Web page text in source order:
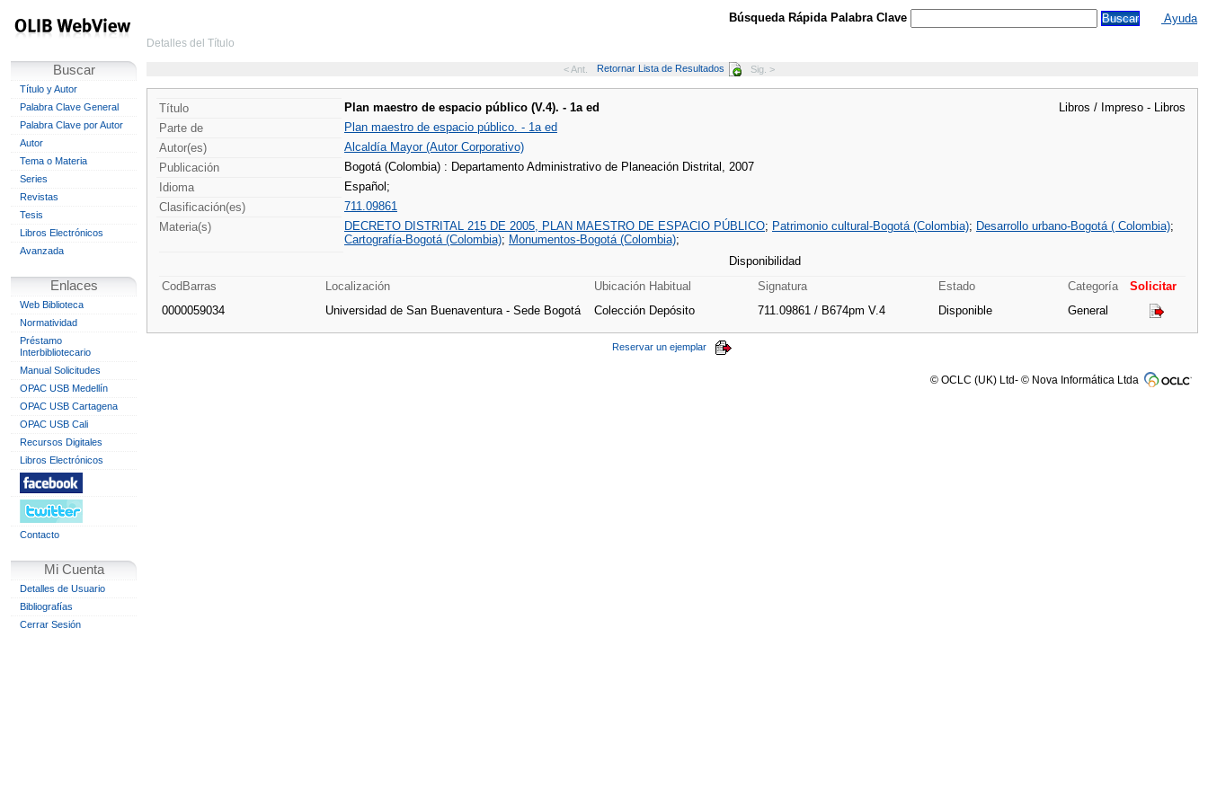
Buscar
Título y Autor
Palabra Clave General
Palabra Clave por Autor
Autor
Tema o Materia
Series
Revistas
Tesis
Libros Electrónicos
Avanzada
Enlaces
Web Biblioteca
Normatividad
Préstamo
Interbibliotecario
Manual Solicitudes
OPAC USB Medellín
OPAC USB Cartagena
OPAC USB Cali
Recursos Digitales
Libros Electrónicos
Contacto
Mi Cuenta
Detalles de Usuario
Bibliografías
Cerrar Sesión
Búsqueda Rápida Palabra Clave Ayuda
Detalles del Título
< Ant. Retornar Lista de Resultados Sig. >
Título Plan maestro de espacio público (V.4). - 1a ed
Libros / Impreso - Libros
Parte de
Plan maestro de espacio público. - 1a ed
Autor(es)
Alcaldía Mayor (Autor Corporativo)
Publicación
Bogotá (Colombia) : Departamento Administrativo de Planeación Distrital, 2007
Idioma
Español;
Clasificación(es)
711.09861
Materia(s)
DECRETO DISTRITAL 215 DE 2005, PLAN MAESTRO DE ESPACIO PÚBLICO; Patrimonio cultural-Bogotá (Colombia); Desarrollo urbano-Bogotá ( Colombia);
Cartografía-Bogotá (Colombia); Monumentos-Bogotá (Colombia);
Disponibilidad
CodBarras
Localización Ubicación Habitual Signatura Estado Categoría
Solicitar
0000059034
Universidad de San Buenaventura - Sede Bogotá Colección Depósito 711.09861 / B674pm V.4 Disponible General
Reservar un ejemplar
© OCLC (UK) Ltd- © Nova Informática Ltda